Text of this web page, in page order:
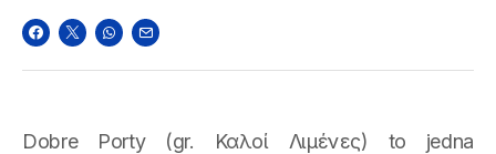
Dobre Porty (gr. Καλοί Λιμένες) to jedna